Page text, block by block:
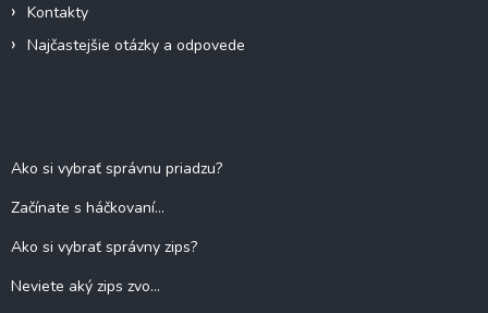
Kontakty
Najčastejšie otázky a odpovede
Ako si vybrať správnu priadzu?
Začínate s háčkovaní...
Ako si vybrať správny zips?
Neviete aký zips zvo...